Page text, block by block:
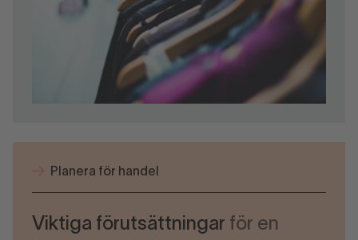
Planera för handel
Viktiga förutsättningar för en